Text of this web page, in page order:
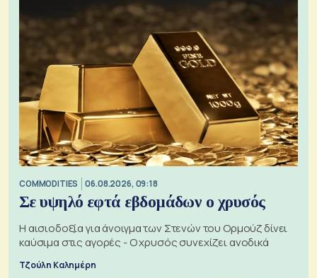
COMMODITIES 06.08.2026, 09:18
Σε υψηλό εφτά εβδομάδων ο χρυσός
Η αισιοδοξία για άνοιγμα των Στενών του Ορμούζ δίνει
καύσιμα στις αγορές - Ο χρυσός συνεχίζει ανοδικά
Τζούλη Καλημέρη